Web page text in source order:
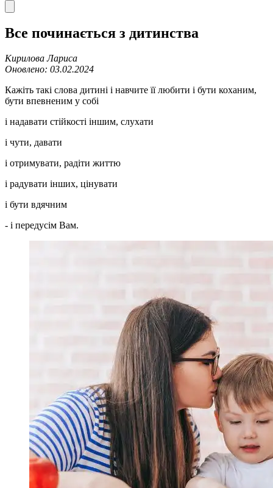
Все починається з дитинства
Кирилова Лариса
Оновлено: 03.02.2024
Кажіть такі слова дитині і навчите її любити і бути коханим,
бути впевненим у собі
і надавати стійкості іншим, слухати
і чути, давати
і отримувати, радіти життю
і радувати інших, цінувати
і бути вдячним
- і передусім Вам.